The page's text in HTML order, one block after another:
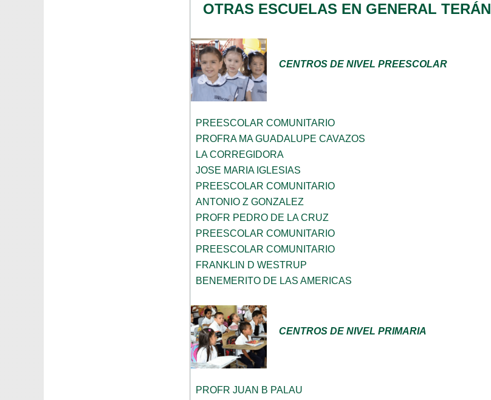
OTRAS ESCUELAS EN GENERAL TERÁN
CENTROS DE NIVEL PREESCOLAR
PREESCOLAR COMUNITARIO
PROFRA MA GUADALUPE CAVAZOS
LA CORREGIDORA
JOSE MARIA IGLESIAS
PREESCOLAR COMUNITARIO
ANTONIO Z GONZALEZ
PROFR PEDRO DE LA CRUZ
PREESCOLAR COMUNITARIO
PREESCOLAR COMUNITARIO
FRANKLIN D WESTRUP
BENEMERITO DE LAS AMERICAS
CENTROS DE NIVEL PRIMARIA
PROFR JUAN B PALAU